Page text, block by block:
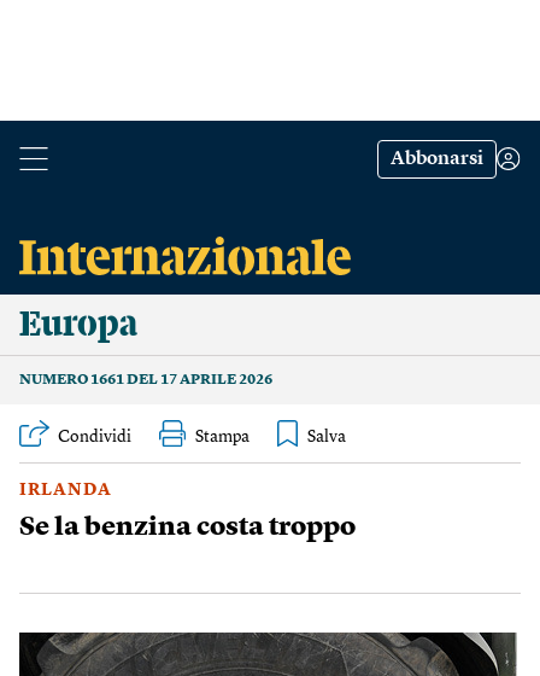
Abbonarsi
Europa
NUMERO 1661 DEL 17 APRILE 2026
Condividi Stampa
IRLANDA
Se la benzina costa troppo